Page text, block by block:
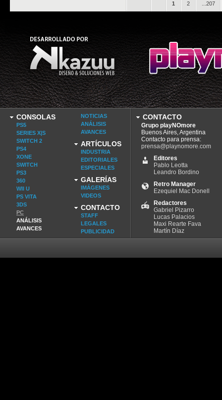
1 2 ...207
CONSOLAS
PS5
SERIES X|S
SWITCH 2
PS4
XONE
SWITCH
PS3
360
WII U
PS VITA
3DS
PC
ANÁLISIS
AVANCES
NOTICIAS
ANÁLISIS
AVANCES
ARTÍCULOS
INDUSTRIA
EDITORIALES
ESPECIALES
GALERÍAS
IMÁGENES
VIDEOS
CONTACTO
STAFF
LEGALES
PUBLICIDAD
CONTACTO
Grupo playNOmore
Buenos Aires, Argentina
Contacto para prensa:
prensa@playnomore.com
Editores
Pablo Leotta
Leandro Bordino
Retro Manager
Ezequiel Mac Donell
Redactores
Gabriel Pizarro
Lucas Palacios
Maxi Rearte Fava
Martín Díaz